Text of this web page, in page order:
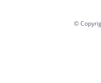
©